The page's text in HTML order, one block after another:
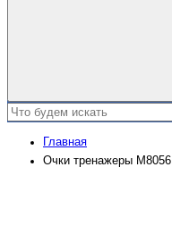
Главная
Очки тренажеры M8056